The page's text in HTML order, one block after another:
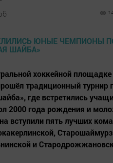
хоккейной площадке
традиционный турнир
где встретились
2000 года рождения и
вступили пять лучших
и